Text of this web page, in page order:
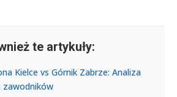
te artykuły:
Kielce vs Górnik Zabrze: Analiza
zawodników